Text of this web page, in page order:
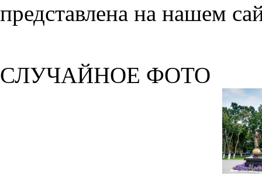
представлена на нашем
СЛУЧАЙНОЕ ФОТО